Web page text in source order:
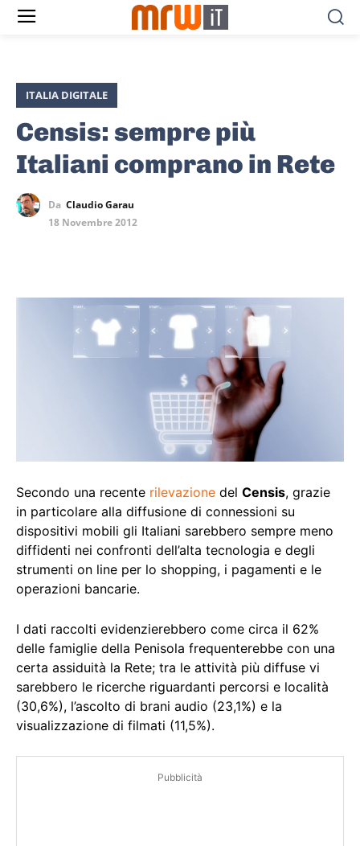
ITALIA DIGITALE
Censis: sempre più
Italiani comprano in Rete
Da Claudio Garau
18 Novembre 2012
Secondo una recente rilevazione del Censis, grazie
in particolare alla diffusione di connessioni su
dispositivi mobili gli Italiani sarebbero sempre meno
diffidenti nei confronti dell’alta tecnologia e degli
strumenti on line per lo shopping, i pagamenti e le
operazioni bancarie.
I dati raccolti evidenzierebbero come circa il 62%
delle famiglie della Penisola frequenterebbe con una
certa assiduità la Rete; tra le attività più diffuse vi
sarebbero le ricerche riguardanti percorsi e località
(30,6%), l’ascolto di brani audio (23,1%) e la
visualizzazione di filmati (11,5%).
Pubblicità